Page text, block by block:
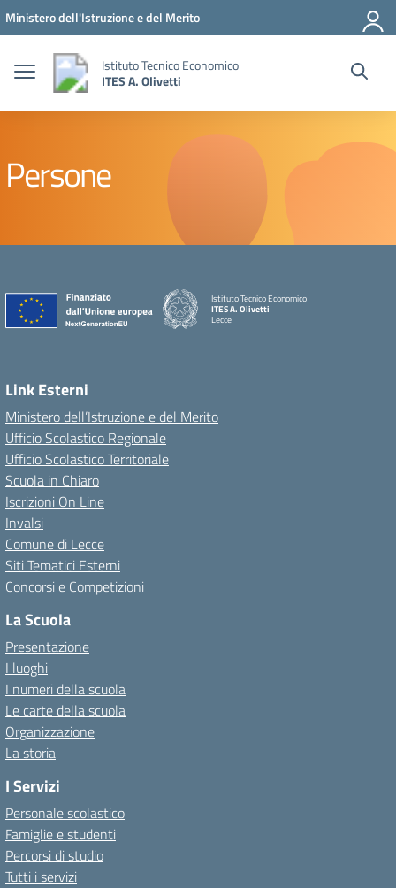
Vai ai contenuti
Vai al menu di navigazione
Vai al footer
Ministero dell'Istruzione e del Merito
Istituto Tecnico Economico
ITES A. Olivetti
Persone
Istituto Tecnico Economico
ITES A. Olivetti
Lecce
Link Esterni
Ministero dell’Istruzione e del Merito
Ufficio Scolastico Regionale
Ufficio Scolastico Territoriale
Scuola in Chiaro
Iscrizioni On Line
Invalsi
Comune di Lecce
Siti Tematici Esterni
Concorsi e Competizioni
La Scuola
Presentazione
I luoghi
I numeri della scuola
Le carte della scuola
Organizzazione
La storia
I Servizi
Personale scolastico
Famiglie e studenti
Percorsi di studio
Tutti i servizi